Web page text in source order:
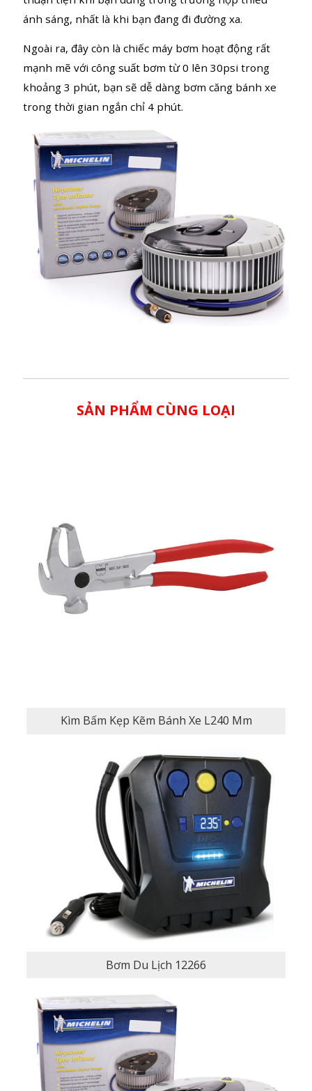
Bạn sẽ có thời gian sử dụng lâu hơn với sản phẩm
có các cánh tản nhiệt giúp bơm hoạt động liên tục
mà không bị nóng. Sản phẩm có gắn 2 đèn LED rất
thuận tiện khi bạn dùng trong trường hợp thiếu
ánh sáng, nhất là khi bạn đang đi đường xa.
Ngoài ra, đây còn là chiếc máy bơm hoạt động rất
mạnh mẽ với công suất bơm từ 0 lên 30psi trong
khoảng 3 phút, bạn sẽ dễ dàng bơm căng bánh xe
trong thời gian ngắn chỉ 4 phút.
Kìm Bấm Kẹp Kẽm Bánh Xe L240 Mm